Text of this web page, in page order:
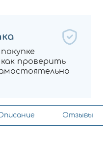
проверить
Отзывы